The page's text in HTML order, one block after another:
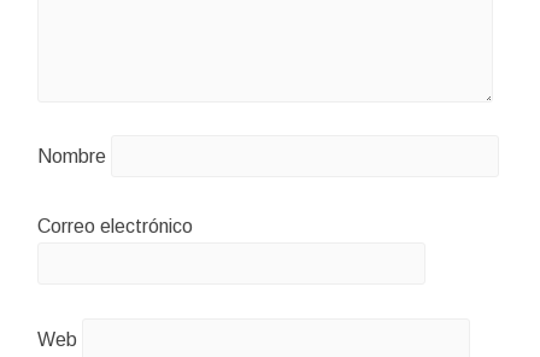
Nombre
Correo electrónico
Web